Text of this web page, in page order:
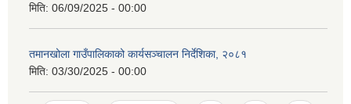
मिति: 06/09/2025 - 00:00
तमानखोला गाउँपालिकाको कार्यसञ्चालन निर्देशिका, २०८१
मिति: 03/30/2025 - 00:00